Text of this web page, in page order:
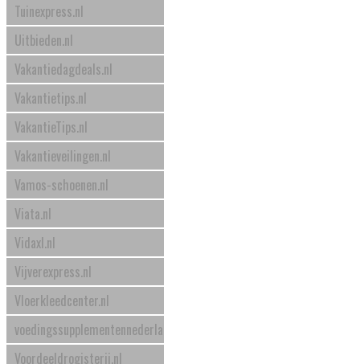
Tuinexpress.nl
Uitbieden.nl
Vakantiedagdeals.nl
Vakantietips.nl
VakantieTips.nl
Vakantieveilingen.nl
Vamos-schoenen.nl
Viata.nl
Vidaxl.nl
Vijverexpress.nl
Vloerkleedcenter.nl
voedingssupplementennederland.nl
Voordeeldrogisterij.nl